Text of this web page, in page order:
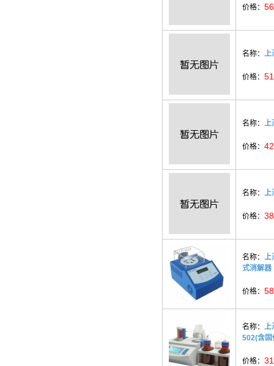
价格：
名称： 上
价格：
名称： 上
价格：
名称： 上
价格：
名称： 上
式消解器
价格：
名称： 上
502(含固
价格：